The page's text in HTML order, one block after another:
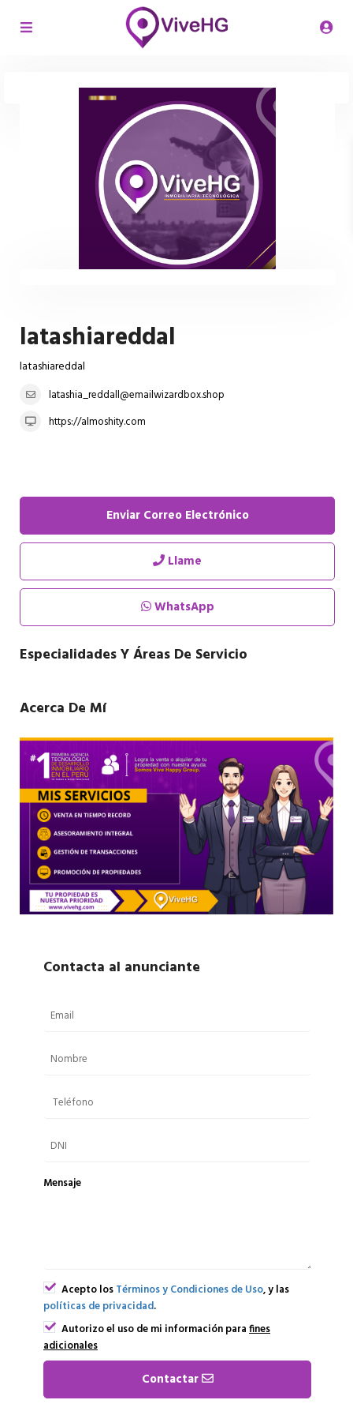
latashiareddal
latashiareddal
latashia_reddall@emailwizardbox.shop
https://almoshity.com
Enviar Correo Electrónico
Llame
WhatsApp
Especialidades Y Áreas De Servicio
Acerca De Mí
Contacta al anunciante
Mensaje
Acepto losTérminos y Condiciones de Uso, y las
políticas de privacidad.
Autorizo el uso de mi información parafines
adicionales
Contactar